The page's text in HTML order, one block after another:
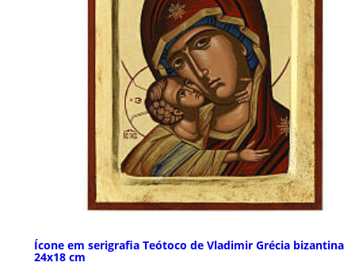
Ícone em serigrafia Teótoco de Vladimir Grécia bizantina
24x18 cm